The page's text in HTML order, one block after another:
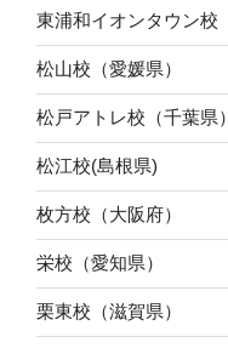
東浦和イオンタウン校
松山校（愛媛県）
松戸アトレ校（千葉県）
松江校(島根県)
枚方校（大阪府）
栄校（愛知県）
栗東校（滋賀県）